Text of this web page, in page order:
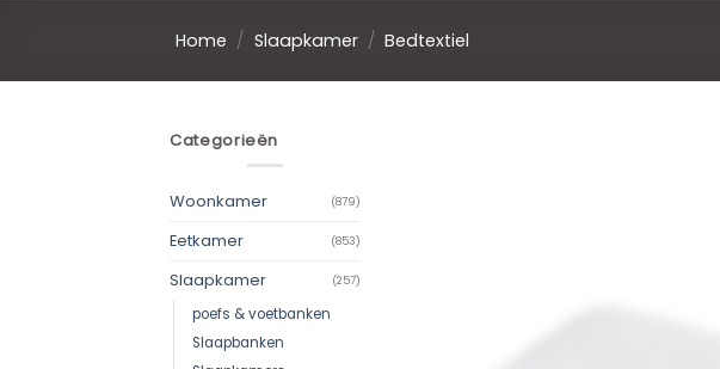
Home / Slaapkamer / Bedtextiel
Categorieën
Woonkamer (879)
Eetkamer (853)
Slaapkamer (257)
poefs & voetbanken
Slaapbanken